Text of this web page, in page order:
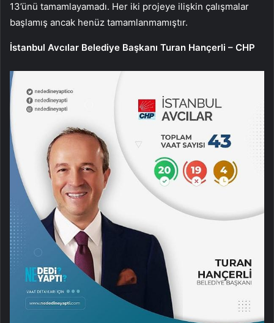
13’ünü tamamlayamadı. Her iki projeye ilişkin çalışmalar
başlamış ancak henüz tamamlanmamıştır.
İstanbul Avcılar Belediye Başkanı Turan Hançerli – CHP